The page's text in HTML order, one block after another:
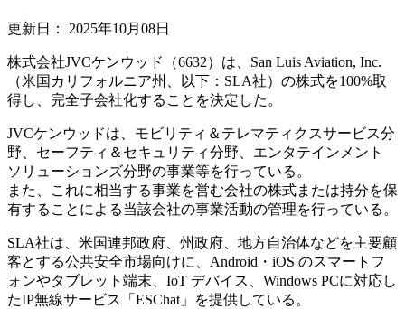
更新日： 2025年10月08日
株式会社JVCケンウッド（6632）は、San Luis Aviation, Inc.
（米国カリフォルニア州、以下：SLA社）の株式を100%取
得し、完全子会社化することを決定した。
JVCケンウッドは、モビリティ＆テレマティクスサービス分
野、セーフティ＆セキュリティ分野、エンタテインメント
ソリューションズ分野の事業等を行っている。
また、これに相当する事業を営む会社の株式または持分を保
有することによる当該会社の事業活動の管理を行っている。
SLA社は、米国連邦政府、州政府、地方自治体などを主要顧
客とする公共安全市場向けに、Android・iOS のスマートフ
ォンやタブレット端末、IoT デバイス、Windows PCに対応し
たIP無線サービス「ESChat」を提供している。